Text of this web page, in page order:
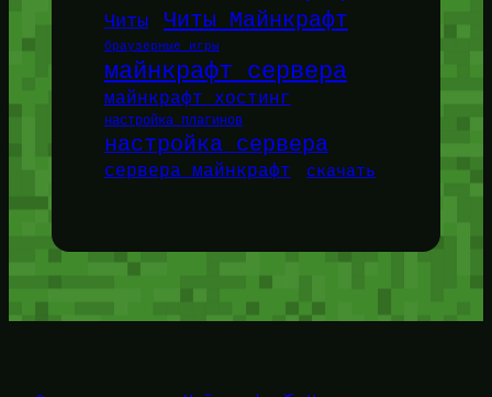
Читы Читы Майнкрафт
браузерные игры
майнкрафт сервера
майнкрафт хостинг
настройка плагинов
настройка сервера
сервера майнкрафт скачать